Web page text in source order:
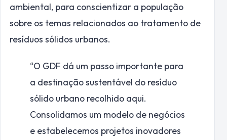
ambiental, para conscientizar a população
sobre os temas relacionados ao tratamento de
resíduos sólidos urbanos.
“O GDF dá um passo importante para
a destinação sustentável do resíduo
sólido urbano recolhido aqui.
Consolidamos um modelo de negócios
e estabelecemos projetos inovadores